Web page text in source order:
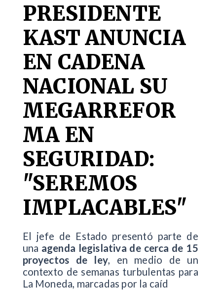
PRESIDENTE
KAST ANUNCIA
EN CADENA
NACIONAL SU
MEGARREFOR
MA EN
SEGURIDAD:
"SEREMOS
IMPLACABLES"
El jefe de Estado presentó parte de
una agenda legislativa de cerca de 15
proyectos de ley, en medio de un
contexto de semanas turbulentas para
La Moneda, marcadas por la caíd